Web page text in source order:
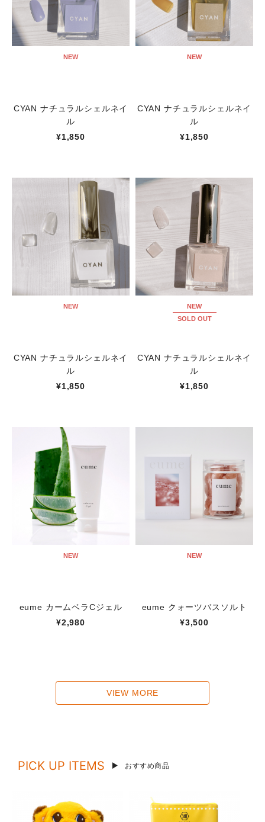
NEW
CYAN ナチュラルシェルネイ
ル
¥1,850
NEW
CYAN ナチュラルシェルネイ
ル
¥1,850
NEW
CYAN ナチュラルシェルネイ
ル
¥1,850
NEW
SOLD OUT
CYAN ナチュラルシェルネイ
ル
¥1,850
NEW
eume カームベラCジェル
¥2,980
NEW
eume クォーツバスソルト
¥3,500
VIEW MORE
PICK UP ITEMS おすすめ商品